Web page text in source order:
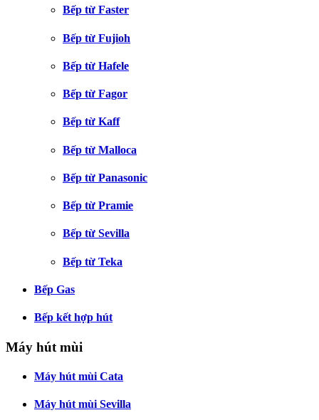
Bếp từ Faster
Bếp từ Fujioh
Bếp từ Hafele
Bếp từ Fagor
Bếp từ Kaff
Bếp từ Malloca
Bếp từ Panasonic
Bếp từ Pramie
Bếp từ Sevilla
Bếp từ Teka
Bếp Gas
Bếp kết hợp hút
Máy hút mùi
Máy hút mùi Cata
Máy hút mùi Sevilla